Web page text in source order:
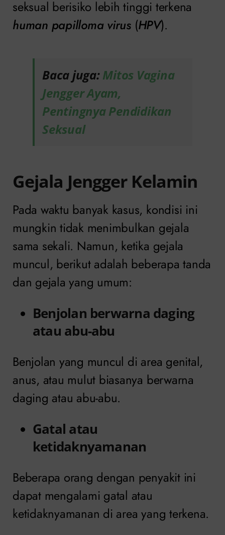
seksual berisiko lebih tinggi terkena
human papilloma virus(HPV).
Baca juga:Mitos Vagina
Jengger Ayam,
Pentingnya Pendidikan
Seksual
Gejala Jengger Kelamin
Pada waktu banyak kasus, kondisi ini
mungkin tidak menimbulkan gejala
sama sekali. Namun, ketika gejala
muncul, berikut adalah beberapa tanda
dan gejala yang umum:
Benjolan berwarna daging
atau abu-abu
Benjolan yang muncul di area genital,
anus, atau mulut biasanya berwarna
daging atau abu-abu.
Gatal atau
ketidaknyamanan
Beberapa orang dengan penyakit ini
dapat mengalami gatal atau
ketidaknyamanan di area yang terkena.